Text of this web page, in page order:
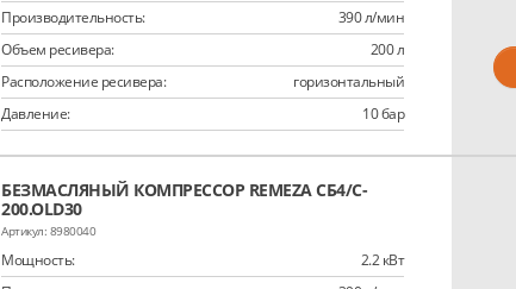
Производительность:
390 л/мин
Объем ресивера:
200 л
Расположение ресивера:
горизонтальный
Давление:
10 бар
БЕЗМАСЛЯНЫЙ КОМПРЕССОР REMEZA СБ4/C-
200.OLD30
8980040
Мощность:
2.2 кВт